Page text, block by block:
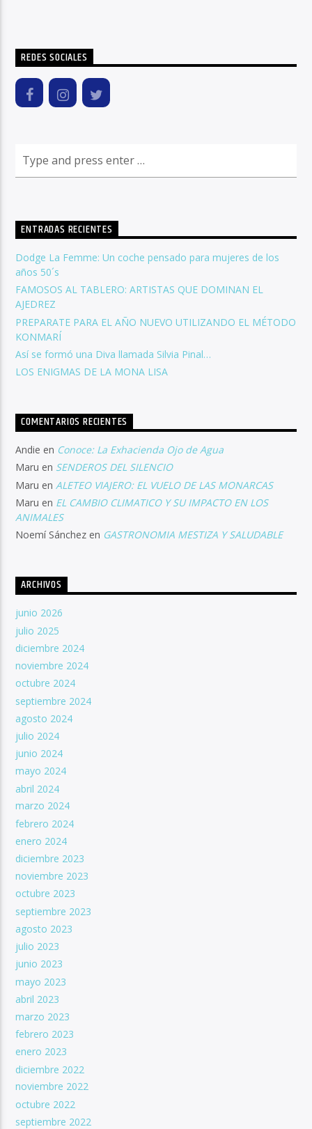
REDES SOCIALES
ENTRADAS RECIENTES
Dodge La Femme: Un coche pensado para mujeres de los
años 50´s
FAMOSOS AL TABLERO: ARTISTAS QUE DOMINAN EL
AJEDREZ
PREPARATE PARA EL AÑO NUEVO UTILIZANDO EL MÉTODO
KONMARÍ
Así se formó una Diva llamada Silvia Pinal…
LOS ENIGMAS DE LA MONA LISA
COMENTARIOS RECIENTES
Andie en Conoce: La Exhacienda Ojo de Agua
Maru en SENDEROS DEL SILENCIO
Maru en ALETEO VIAJERO: EL VUELO DE LAS MONARCAS
Maru en EL CAMBIO CLIMATICO Y SU IMPACTO EN LOS
ANIMALES
Noemí Sánchez en GASTRONOMIA MESTIZA Y SALUDABLE
ARCHIVOS
junio 2026
julio 2025
diciembre 2024
noviembre 2024
octubre 2024
septiembre 2024
agosto 2024
julio 2024
junio 2024
mayo 2024
abril 2024
marzo 2024
febrero 2024
enero 2024
diciembre 2023
noviembre 2023
octubre 2023
septiembre 2023
agosto 2023
julio 2023
junio 2023
mayo 2023
abril 2023
marzo 2023
febrero 2023
enero 2023
diciembre 2022
noviembre 2022
octubre 2022
septiembre 2022